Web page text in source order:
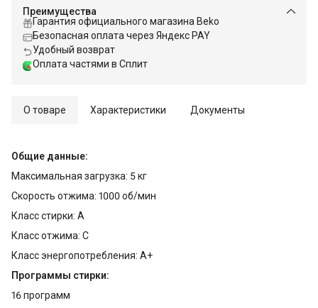
Преимущества
Гарантия официального магазина Beko
Безопасная оплата через Яндекс PAY
Удобный возврат
Оплата частями в Сплит
О товаре Характеристики Документы
Общие данные:
Максимальная загрузка: 5 кг
Скорость отжима: 1000 об/мин
Класс стирки: А
Класс отжима: С
Класс энергопотребления: А+
Программы стирки:
16 программ